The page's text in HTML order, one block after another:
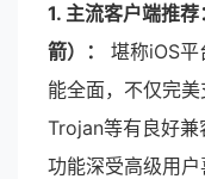
1. 主流客户端推荐：
箭）：
堪称iOS
能全面，不仅完美
Trojan等有良好
功能深受高级用